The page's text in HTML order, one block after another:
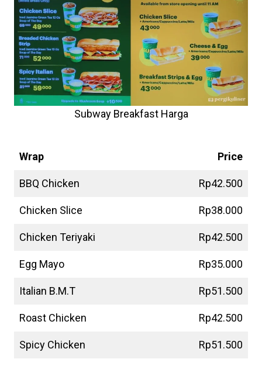
Subway Breakfast Harga
Wrap Price
BBQ Chicken Rp42.500
Chicken Slice Rp38.000
Chicken Teriyaki Rp42.500
Egg Mayo Rp35.000
Italian B.M.T Rp51.500
Roast Chicken Rp42.500
Spicy Chicken Rp51.500